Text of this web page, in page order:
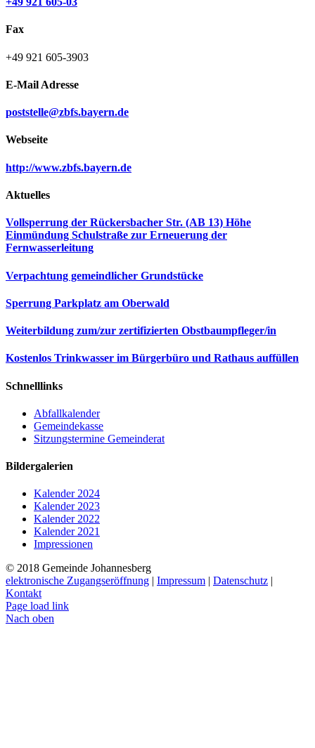
Fax
+49 921 605-3903
E-Mail Adresse
poststelle@zbfs.bayern.de
Webseite
http://www.zbfs.bayern.de
Aktuelles
Vollsperrung der Rückersbacher Str. (AB 13) Höhe
Einmündung Schulstraße zur Erneuerung der
Fernwasserleitung
Verpachtung gemeindlicher Grundstücke
Sperrung Parkplatz am Oberwald
Weiterbildung zum/zur zertifizierten Obstbaumpfleger/in
Kostenlos Trinkwasser im Bürgerbüro und Rathaus auffüllen
Schnelllinks
Abfallkalender
Gemeindekasse
Sitzungstermine Gemeinderat
Bildergalerien
Kalender 2024
Kalender 2023
Kalender 2022
Kalender 2021
Impressionen
© 2018 Gemeinde Johannesberg
elektronische Zugangseröffnung | Impressum | Datenschutz |
Kontakt
Page load link
Nach oben